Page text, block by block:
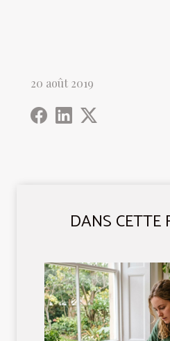
DANS CETTE
20 août 2019